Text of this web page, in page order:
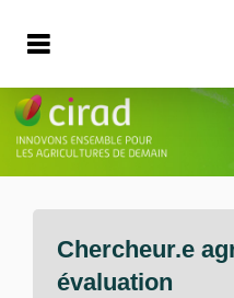
Chercheur.e
évaluation